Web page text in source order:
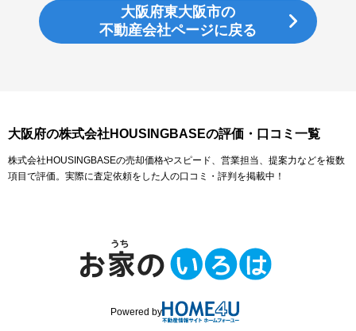
大阪府東大阪市の
不動産会社ページに戻る
大阪府の株式会社HOUSINGBASEの評価・口コミ一覧
株式会社HOUSINGBASEの売却価格やスピード、営業担当、提案力などを複数
項目で評価。実際に査定依頼をした人の口コミ・評判を掲載中！
Powered by